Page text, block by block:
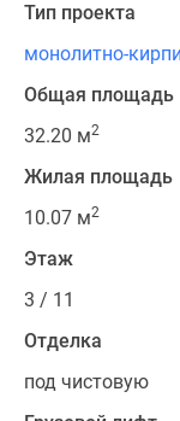
Тип проекта
монолитно-
Общая площадь
32.20 м2
Жилая площадь
10.07 м2
Этаж
3 / 11
Отделка
под чистовую